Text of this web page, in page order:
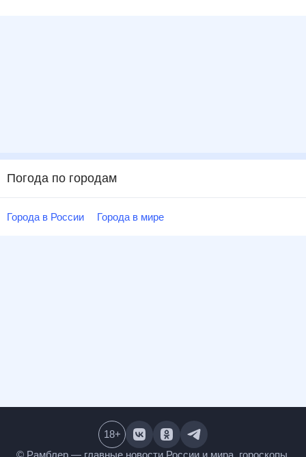
Погода по городам
Города в России Города в мире
18+